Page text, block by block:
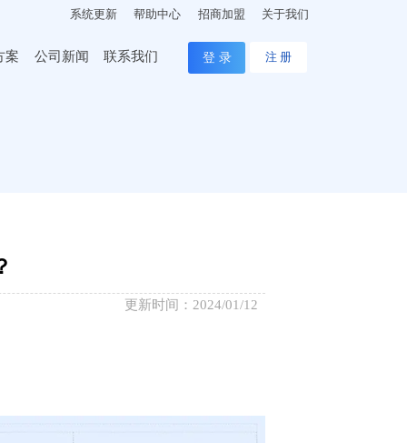
系统更新 帮助中心 招商加盟 关于我们
案 公司新闻 联系我们 登 录 注 册
更新时间：2024/01/12